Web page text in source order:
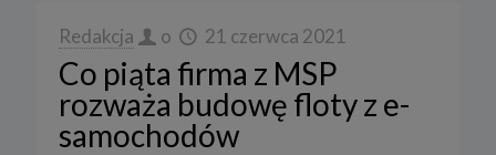
Redakcja o 21 czerwca 2021
Co piąta firma z MSP
rozważa budowę floty z e-
samochodów